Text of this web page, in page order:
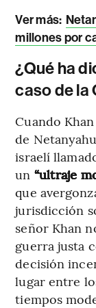
Ver más:
millones por
¿Qué ha
caso de la
Cuando
de
israelí
un “ultraje
que
jurisdicción
señor Khan
guerra justa
decisión
lugar entre
tiempos